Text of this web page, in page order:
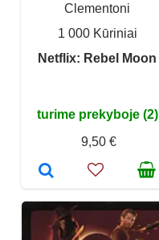
Clementoni
1 000 Kūriniai
Netflix: Rebel Moon
turime prekyboje (2)
9,50 €